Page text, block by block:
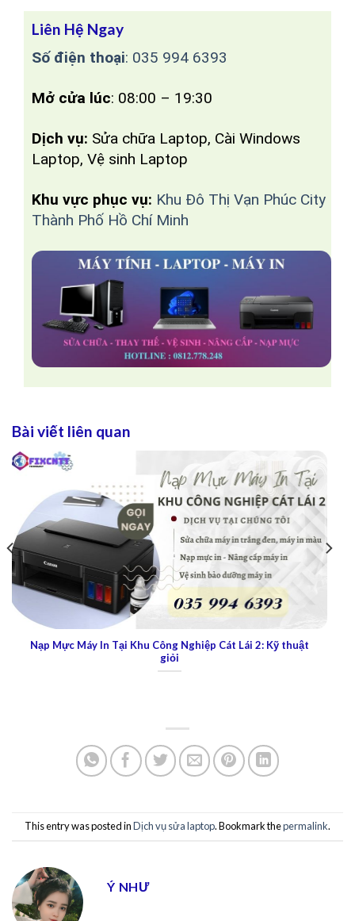
Liên Hệ Ngay
Số điện thoại: 035 994 6393
Mở cửa lúc: 08:00 – 19:30
Dịch vụ: Sửa chữa Laptop, Cài Windows
Laptop, Vệ sinh Laptop
Khu vực phục vụ: Khu Đô Thị Vạn Phúc City
Thành Phố Hồ Chí Minh
Bài viết liên quan
Nghiệp Cát Lái 2: Kỹ thuật
Nạp mực máy in tận nơi tại
This entry was posted inDịch vụ sửa laptop. Bookmark thepermalink.
Ý NHƯ